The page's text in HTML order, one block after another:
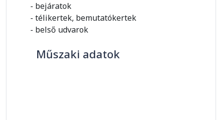
- bejáratok
- télikertek, bemutatókertek
- belső udvarok
Műszaki adatok